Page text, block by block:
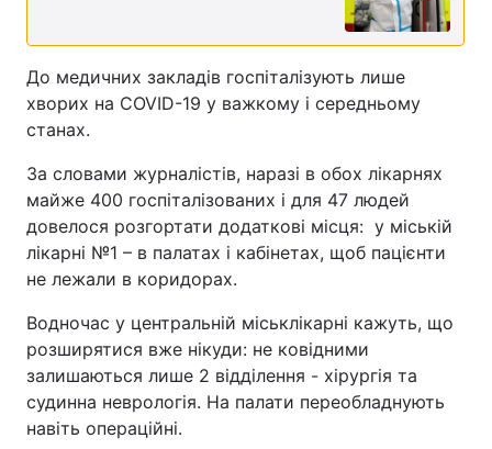
Тема оформлення
До медичних закладів госпіталізують лише
хворих на COVID-19 у важкому і середньому
станах.
За словами журналістів, наразі в обох лікарнях
майже 400 госпіталізованих і для 47 людей
довелося розгортати додаткові місця: у міській
лікарні №1 – в палатах і кабінетах, щоб пацієнти
не лежали в коридорах.
Водночас у центральній міськлікарні кажуть, що
розширятися вже нікуди: не ковідними
залишаються лише 2 відділення - хірургія та
судинна неврологія. На палати переобладнують
навіть операційні.